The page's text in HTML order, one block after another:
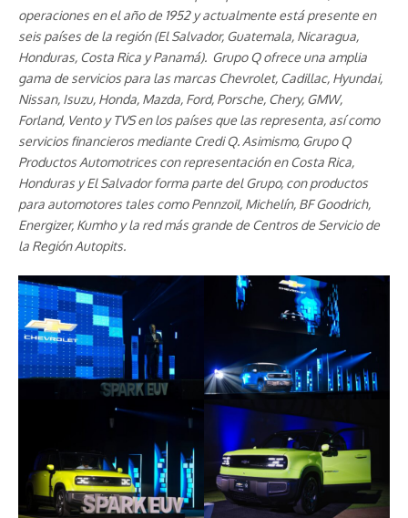
operaciones en el año de 1952 y actualmente está presente en
seis países de la región (El Salvador, Guatemala, Nicaragua,
Honduras, Costa Rica y Panamá). Grupo Q ofrece una amplia
gama de servicios para las marcas Chevrolet, Cadillac, Hyundai,
Nissan, Isuzu, Honda, Mazda, Ford, Porsche, Chery, GMW,
Forland, Vento y TVS en los países que las representa, así como
servicios financieros mediante Credi Q. Asimismo, Grupo Q
Productos Automotrices con representación en Costa Rica,
Honduras y El Salvador forma parte del Grupo, con productos
para automotores tales como Pennzoil, Michelín, BF Goodrich,
Energizer, Kumho y la red más grande de Centros de Servicio de
la Región Autopits.